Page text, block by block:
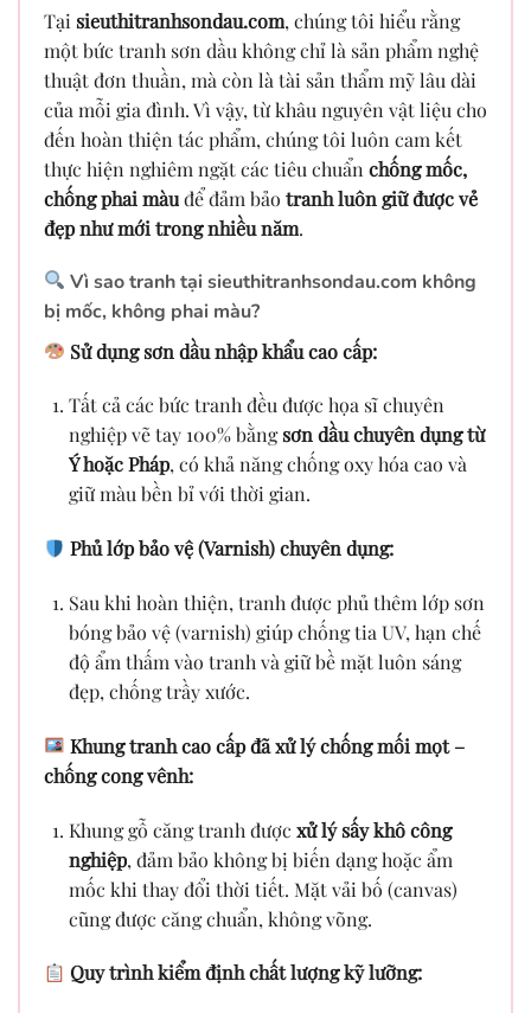
Tại sieuthitranhsondau.com, chúng tôi hiểu rằng
một bức tranh sơn dầu không chỉ là sản phẩm nghệ
thuật đơn thuần, mà còn là tài sản thẩm mỹ lâu dài
của mỗi gia đình. Vì vậy, từ khâu nguyên vật liệu cho
đến hoàn thiện tác phẩm, chúng tôi luôn cam kết
thực hiện nghiêm ngặt các tiêu chuẩn chống mốc,
chống phai màuđể đảm bảo tranh luôn giữ được vẻ
đẹp như mới trong nhiều năm.
Vì sao tranh tại sieuthitranhsondau.com không
bị mốc, không phai màu?
Sử dụng sơn dầu nhập khẩu cao cấp:
Tất cả các bức tranh đều được họa sĩ chuyên
nghiệp vẽ tay 100% bằngsơn dầu chuyên dụng từ
Ý hoặc Pháp, có khả năng chống oxy hóa cao và
giữ màu bền bỉ với thời gian.
Phủ lớp bảo vệ (Varnish) chuyên dụng:
Sau khi hoàn thiện, tranh được phủ thêm lớp sơn
bóng bảo vệ (varnish) giúp chống tia UV, hạn chế
độ ẩm thấm vào tranh và giữ bề mặt luôn sáng
đẹp, chống trầy xước.
Khung tranh cao cấp đã xử lý chống mối mọt –
chống cong vênh:
Khung gỗ căng tranh được xử lý sấy khô công
nghiệp, đảm bảo không bị biến dạng hoặc ẩm
mốc khi thay đổi thời tiết. Mặt vải bố (canvas)
cũng được căng chuẩn, không võng.
Quy trình kiểm định chất lượng kỹ lưỡng: